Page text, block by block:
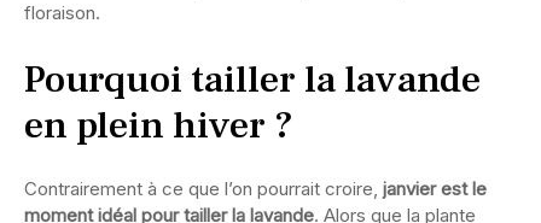
floraison.
Pourquoi tailler la lavande
en plein hiver ?
Contrairement à ce que l’on pourrait croire, janvier est le
moment idéal pour tailler la lavande. Alors que la plante